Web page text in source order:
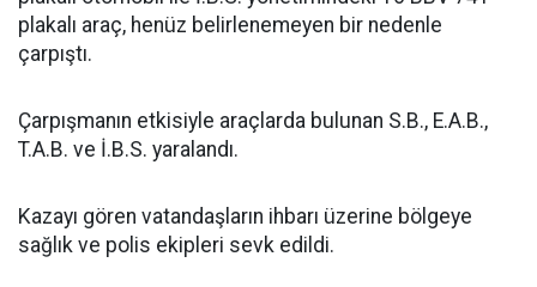
plakalı araç, henüz belirlenemeyen bir nedenle
çarpıştı.
Çarpışmanın etkisiyle araçlarda bulunan S.B., E.A.B.,
T.A.B. ve İ.B.S. yaralandı.
Kazayı gören vatandaşların ihbarı üzerine bölgeye
sağlık ve polis ekipleri sevk edildi.